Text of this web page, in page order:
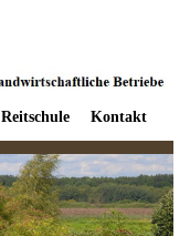
Reitschule Kontakt